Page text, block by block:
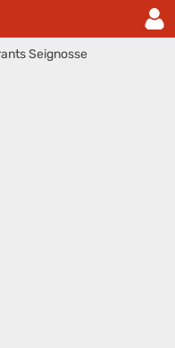
Seignosse